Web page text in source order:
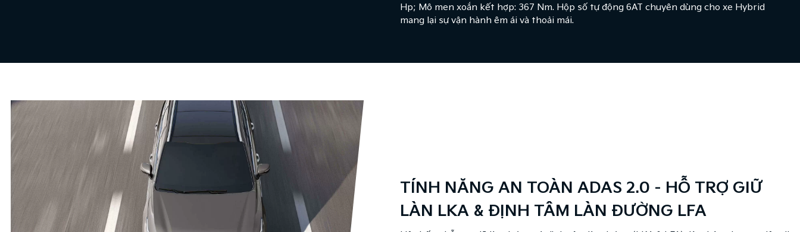
Hp; Mô men xoắn kết hợp: 367 Nm. Hộp số tự động 6AT chuyên dùng cho xe Hybrid
mang lại sự vận hành êm ái và thoải mái.
TÍNH NĂNG AN TOÀN ADAS 2.0 - HỖ TRỢ GIỮ
LÀN LKA & ĐỊNH TÂM LÀN ĐƯỜNG LFA